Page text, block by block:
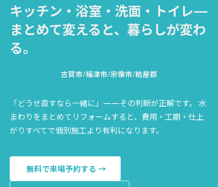
キッチン・浴室・洗面・トイレ—
まとめて変えると、暮らしが変わ
る。
古賀市/福津市/宗像市/粕屋郡
「どうせ直すなら一緒に」——その判断が正解です。 水
まわりをまとめてリフォームすると、費用・工期・仕上
がりすべてで個別施工より有利になります。
無料で来場予約する →